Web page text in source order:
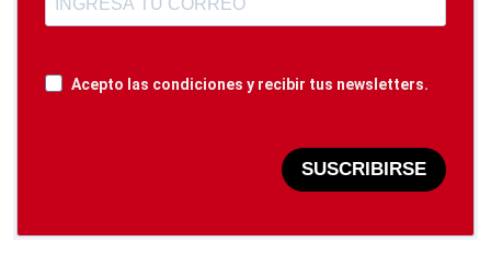
Acepto las condiciones y recibir tus newsletters.
SUSCRIBIRSE